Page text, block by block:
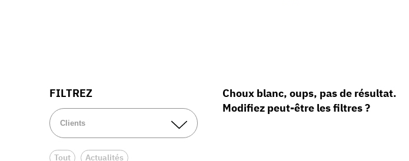
FILTREZ
Tout
Actualités
Choux blanc, oups, pas de résultat.
Modifiez peut-être les filtres ?